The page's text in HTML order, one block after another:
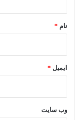
نام *
ایمیل *
وب‌ سایت